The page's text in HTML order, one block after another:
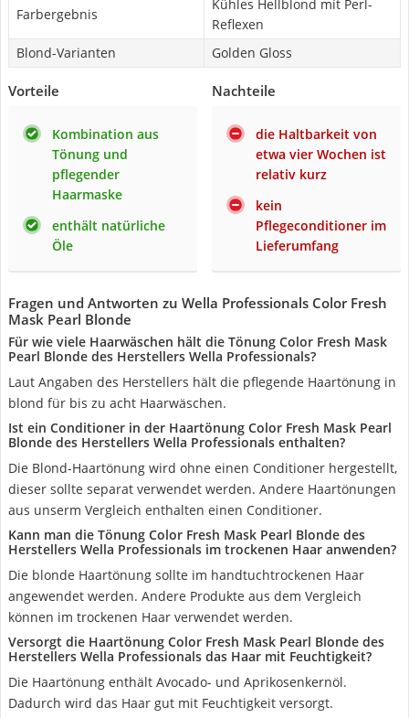
Farbergebnis
Kühles Hellblond mit Perl-
Reflexen
Blond-Varianten
Golden Gloss
Vorteile
Kombination aus
Tönung und
pflegender
Haarmaske
enthält natürliche
Öle
Nachteile
die Haltbarkeit von
etwa vier Wochen ist
relativ kurz
kein
Pflegeconditioner im
Lieferumfang
Fragen und Antworten zu Wella Professionals Color Fresh
Mask Pearl Blonde
Für wie viele Haarwäschen hält die Tönung Color Fresh Mask
Pearl Blonde des Herstellers Wella Professionals?
Laut Angaben des Herstellers hält die pflegende Haartönung in
blond für bis zu acht Haarwäschen.
Ist ein Conditioner in der Haartönung Color Fresh Mask Pearl
Blonde des Herstellers Wella Professionals enthalten?
Die Blond-Haartönung wird ohne einen Conditioner hergestellt,
dieser sollte separat verwendet werden. Andere Haartönungen
aus unserm Vergleich enthalten einen Conditioner.
Kann man die Tönung Color Fresh Mask Pearl Blonde des
Herstellers Wella Professionals im trockenen Haar anwenden?
Die blonde Haartönung sollte im handtuchtrockenen Haar
angewendet werden. Andere Produkte aus dem Vergleich
können im trockenen Haar verwendet werden.
Versorgt die Haartönung Color Fresh Mask Pearl Blonde des
Herstellers Wella Professionals das Haar mit Feuchtigkeit?
Die Haartönung enthält Avocado- und Aprikosenkernöl.
Dadurch wird das Haar gut mit Feuchtigkeit versorgt.